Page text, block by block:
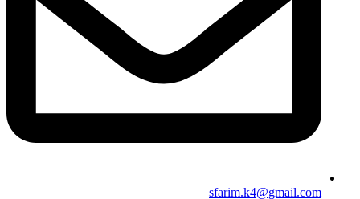
sfarim.k4@gmail.com